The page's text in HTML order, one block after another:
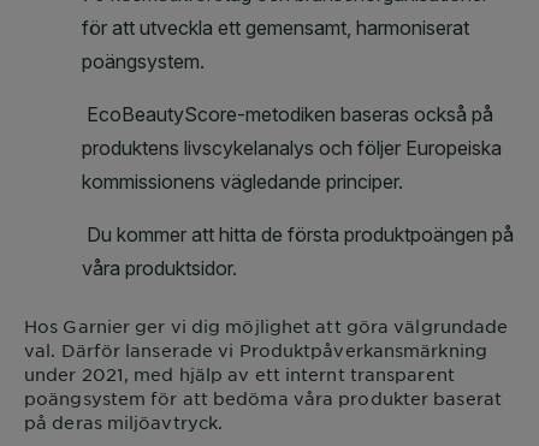
Hos Garnier ger vi dig möjlighet att göra välgrundade
val. Därför lanserade vi Produktpåverkansmärkning
under 2021, med hjälp av ett internt transparent
poängsystem för att bedöma våra produkter baserat
på deras miljöavtryck.